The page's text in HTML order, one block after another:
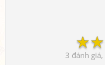
☆
☆
3